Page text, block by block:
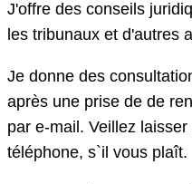
J'offre des conseils
les tribunaux et d'autres
Je donne des
après une prise de de
par e-mail. Veillez
téléphone, s`il vous plaît.